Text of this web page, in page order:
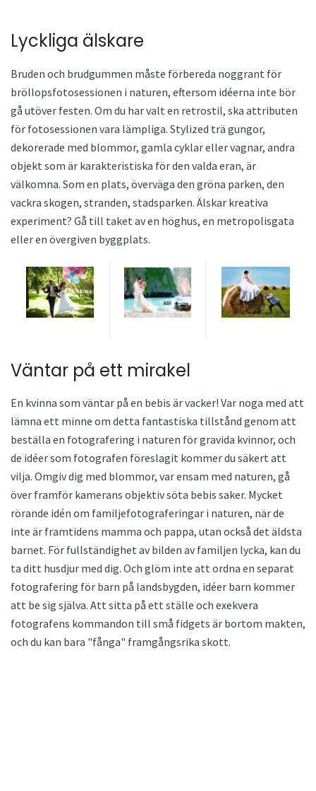
Lyckliga älskare
Bruden och brudgummen måste förbereda noggrant för
bröllopsfotosessionen i naturen, eftersom idéerna inte bör
gå utöver festen. Om du har valt en retrostil, ska attributen
för fotosessionen vara lämpliga. Stylized trä gungor,
dekorerade med blommor, gamla cyklar eller vagnar, andra
objekt som är karakteristiska för den valda eran, är
välkomna. Som en plats, överväga den gröna parken, den
vackra skogen, stranden, stadsparken. Älskar kreativa
experiment? Gå till taket av en höghus, en metropolisgata
eller en övergiven byggplats.
Väntar på ett mirakel
En kvinna som väntar på en bebis är vacker! Var noga med att
lämna ett minne om detta fantastiska tillstånd genom att
beställa en fotografering i naturen för gravida kvinnor, och
de idéer som fotografen föreslagit kommer du säkert att
vilja. Omgiv dig med blommor, var ensam med naturen, gå
över framför kamerans objektiv söta bebis saker. Mycket
rörande idén om familjefotograferingar i naturen, när de
inte är framtidens mamma och pappa, utan också det äldsta
barnet. För fullständighet av bilden av familjen lycka, kan du
ta ditt husdjur med dig. Och glöm inte att ordna en separat
fotografering för barn på landsbygden, idéer barn kommer
att be sig själva. Att sitta på ett ställe och exekvera
fotografens kommandon till små fidgets är bortom makten,
och du kan bara "fånga" framgångsrika skott.